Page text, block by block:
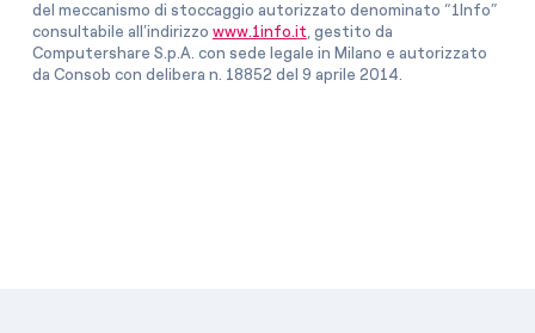
del meccanismo di stoccaggio autorizzato denominato “1Info”
consultabile all’indirizzo www.1info.it, gestito da
Computershare S.p.A. con sede legale in Milano e autorizzato
da Consob con delibera n. 18852 del 9 aprile 2014.